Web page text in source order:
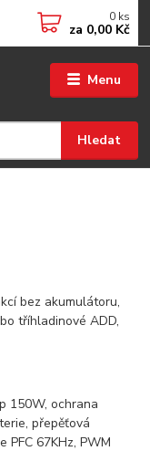
Menu
Hledat
0 ks
za 0,00 Kč
bez akumulátoru,
tříhladinové ADD,
150W, ochrana
přepěťová
PFC 67KHz, PWM